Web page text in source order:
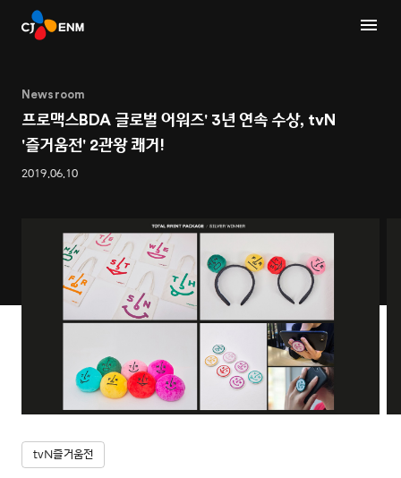
Newsroom
프로맥스BDA 글로벌 어워즈' 3년 연속 수상, tvN
'즐거움전' 2관왕 쾌거!
2019.06.10
tvN즐거움전